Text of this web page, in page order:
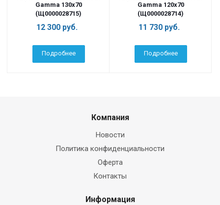
Gamma 130х70
(Щ0000028715)
12 300руб.
Подробнее
Gamma 120х70
(Щ0000028714)
11 730руб.
Подробнее
Компания
Новости
Политика конфиденциальности
Оферта
Контакты
Информация